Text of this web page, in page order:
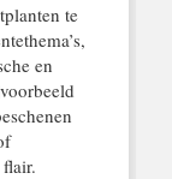
te
en